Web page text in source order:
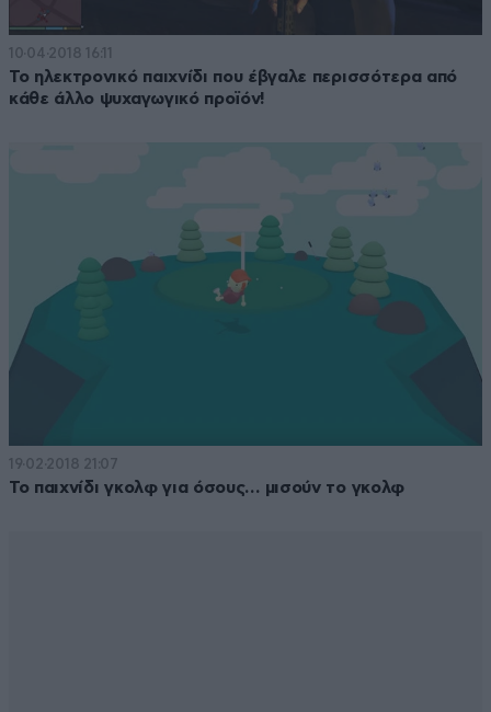
10·04·2018 16:11
Το ηλεκτρονικό παιχνίδι που έβγαλε περισσότερα από
κάθε άλλο ψυχαγωγικό προϊόν!
19·02·2018 21:07
To παιχνίδι γκολφ για όσους… μισούν το γκολφ